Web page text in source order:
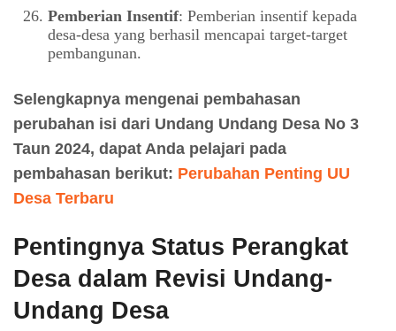
Pemberian Insentif: Pemberian insentif kepada
desa-desa yang berhasil mencapai target-target
pembangunan.
Selengkapnya mengenai pembahasan
perubahan isi dari Undang Undang Desa No 3
Taun 2024, dapat Anda pelajari pada
pembahasan berikut: Perubahan Penting UU
Desa Terbaru
Pentingnya Status Perangkat
Desa dalam Revisi Undang-
Undang Desa